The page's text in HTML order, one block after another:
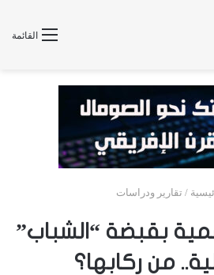
القائمة
/ تقارير ودراسات
بقبضة “الشباب”
من ركابها؟